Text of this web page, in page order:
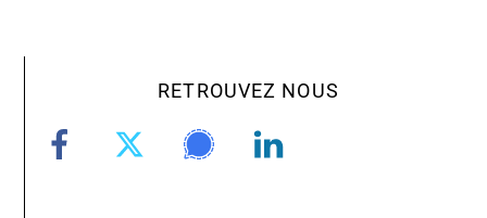
RETROUVEZ NOUS